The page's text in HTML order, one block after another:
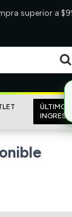
superior
ÚLTIMOS